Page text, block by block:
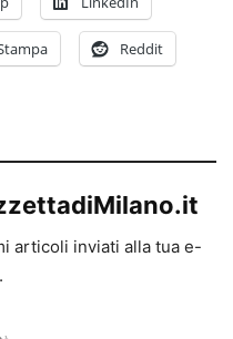
Reddit
articoli inviati alla tua e-